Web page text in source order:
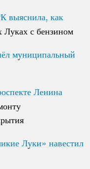
выяснила, как
Луках с бензином
выяснила, как
Луках с бензином
муниципальный
муниципальный
Ленина
Ленина
Луки» навестил
Луки» навестил